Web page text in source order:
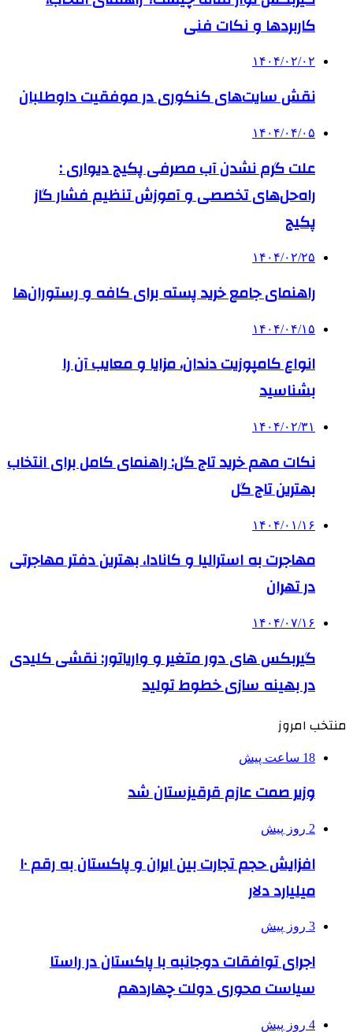
کاربردها و نکات فنی
۱۴۰۴/۰۲/۰۲
نقش سایت‌های کنکوری در موفقیت داوطلبان
۱۴۰۴/۰۴/۰۵
علت گرم نشدن آب مصرفی پکیج دیواری :
راه‌حل‌های تخصصی و آموزش تنظیم فشار گاز
پکیج
۱۴۰۴/۰۲/۲۵
راهنمای جامع خرید پسته برای کافه و رستوران‌ها
۱۴۰۴/۰۴/۱۵
انواع کامپوزیت دندان، مزایا و معایب آن را
بشناسید
۱۴۰۴/۰۲/۳۱
نکات مهم خرید تاج گل: راهنمای کامل برای انتخاب
بهترین تاج گل
۱۴۰۴/۰۱/۱۶
مهاجرت به استرالیا و کانادا، بهترین دفتر مهاجرتی
در تهران
۱۴۰۴/۰۷/۱۶
گیربکس های دور متغیر و واریاتور: نقشی کلیدی
در بهینه سازی خطوط تولید
منتخب امروز
18 ساعت پیش
وزیر صمت عازم قرقیزستان شد
2 روز پیش
افزایش حجم تجارت بین ایران و پاکستان به رقم ۱۰
میلیارد دلار
3 روز پیش
اجرای توافقات دوجانبه با پاکستان در راستا
سیاست محوری دولت چهاردهم
4 روز پیش